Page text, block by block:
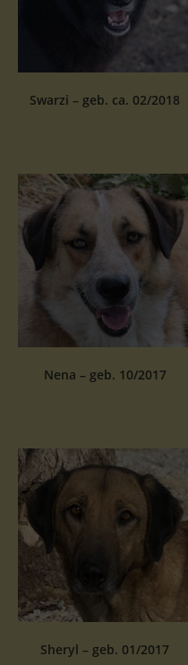
Swarzi – geb. ca. 02/2018
Nena – geb. 10/2017
Sheryl – geb. 01/2017